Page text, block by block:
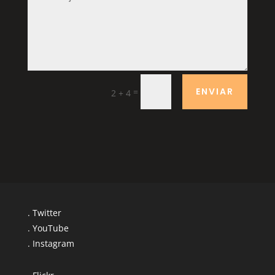
2 + 4 = ENVIAR
. Twitter
. YouTube
. Instagram